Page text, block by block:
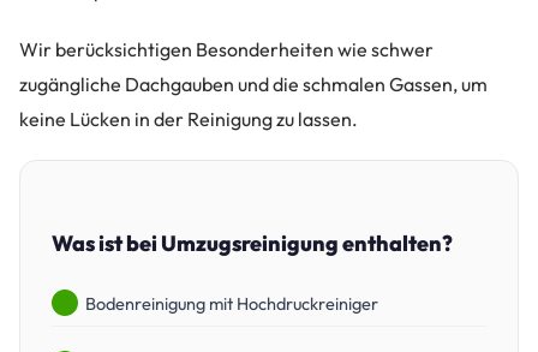
Wir berücksichtigen Besonderheiten wie schwer
zugängliche Dachgauben und die schmalen Gassen, um
keine Lücken in der Reinigung zu lassen.
Was ist bei Umzugsreinigung enthalten?
Bodenreinigung mit Hochdruckreiniger